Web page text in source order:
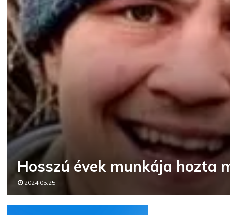
Hosszú évek munkája hozta
2024.05.25.